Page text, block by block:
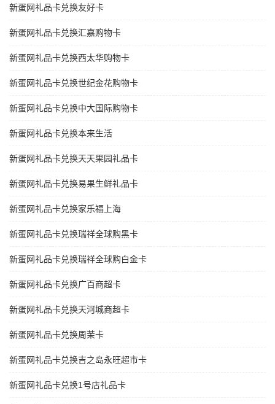
新蛋网礼品卡兑换友好卡
新蛋网礼品卡兑换汇嘉购物卡
新蛋网礼品卡兑换西太华购物卡
新蛋网礼品卡兑换世纪金花购物卡
新蛋网礼品卡兑换中大国际购物卡
新蛋网礼品卡兑换本来生活
新蛋网礼品卡兑换天天果园礼品卡
新蛋网礼品卡兑换易果生鲜礼品卡
新蛋网礼品卡兑换家乐福上海
新蛋网礼品卡兑换瑞祥全球购黑卡
新蛋网礼品卡兑换瑞祥全球购白金卡
新蛋网礼品卡兑换广百商超卡
新蛋网礼品卡兑换天河城商超卡
新蛋网礼品卡兑换周茉卡
新蛋网礼品卡兑换吉之岛永旺超市卡
新蛋网礼品卡兑换1号店礼品卡